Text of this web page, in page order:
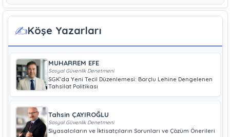
✍️Köşe Yazarları
MUHARREM EFE
Sosyal Güvenlik Denetmeni
SGK’da Yeni Tecil Düzenlemesi: Borçlu Lehine Dengelenen
Tahsilat Politikası
Tahsin ÇAYIROĞLU
Sosyal Güvenlik Denetmeni
Siyasalcıların ve İktisatçıların Sorunları ve Çözüm Önerileri